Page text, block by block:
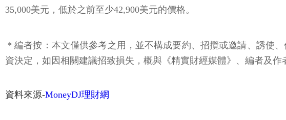
35,000美元，低於之前至少42,900美元的價格。
＊編者按：本文僅供參考之用，並不構成要約、招攬或邀請、誘使
資決定，如因相關建議招致損失，概與《精實財經媒體》、編者及作
資料來源-MoneyDJ理財網